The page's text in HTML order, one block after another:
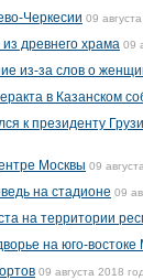
Черкесии 09
древнего храма 09
из-за слов о
в Казанском
к президенту
Москвы 09
на стадионе 09
на территории
на юго-востоке
09 августа 2018